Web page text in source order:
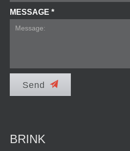
MESSAGE *
Send
BRINK